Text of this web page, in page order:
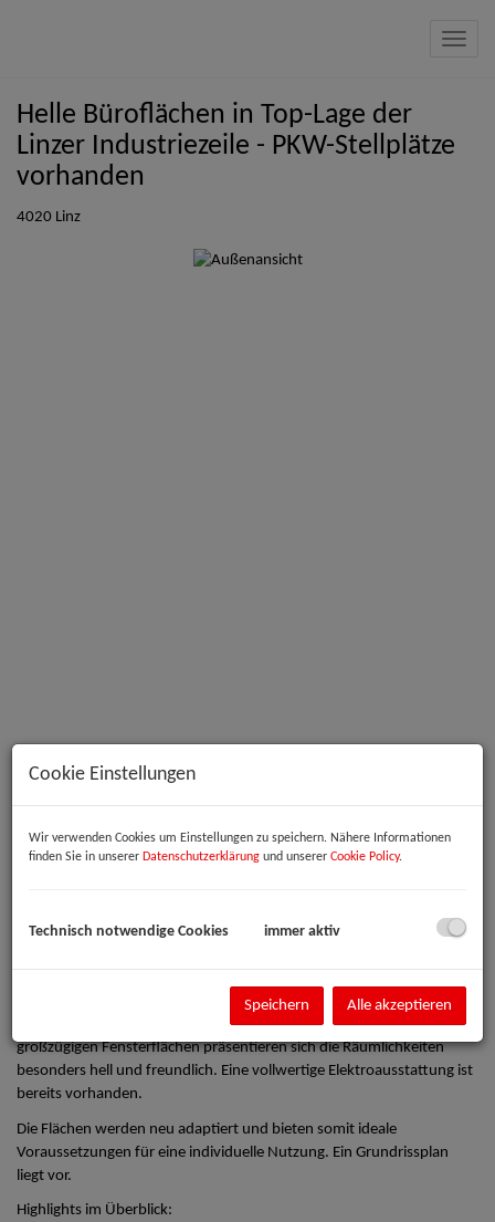
Helle Büroflächen in Top-Lage der
Linzer Industriezeile - PKW-Stellplätze
vorhanden
4020 Linz
Beschreibung
Wirtschaftsstandort mit ausgezeichneter Verkehrsanbindung und
optimaler Infrastruktur.
Die Büroflächen befinden sich im Erdgeschoss eines gepflegten
Bürogebäudes und bieten eine Nutzfläche von ca. 159 m². Durch die
großzügigen Fensterflächen präsentieren sich die Räumlichkeiten
besonders hell und freundlich. Eine vollwertige Elektroausstattung ist
bereits vorhanden.
Die Flächen werden neu adaptiert und bieten somit ideale
Voraussetzungen für eine individuelle Nutzung. Ein Grundrissplan
liegt vor.
Highlights im Überblick:
Cookie Einstellungen
Wir verwenden Cookies um Einstellungen zu speichern. Nähere Informationen
finden Sie in unserer Datenschutzerklärung und unserer Cookie Policy.
Technisch notwendige Cookies immer aktiv
Speichern Alle akzeptieren